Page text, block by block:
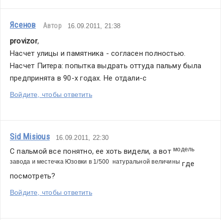
Ясенов Автор 16.09.2011, 21:38
provizor,
Насчет улицы и памятника - согласен полностью.
Насчет Питера: попытка выдрать оттуда пальму была
предпринята в 90-х годах. Не отдали-с
Войдите, чтобы ответить
Sid Misious 16.09.2011, 22:30
С пальмой все понятно, ее хоть видели, а вот модель
завода и местечка Юзовки в 1/500  натуральной величины где
посмотреть?
Войдите, чтобы ответить